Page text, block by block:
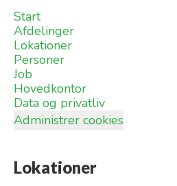
Start
Afdelinger
Lokationer
Personer
Job
Hovedkontor
Data og privatliv
Administrer cookies
Lokationer